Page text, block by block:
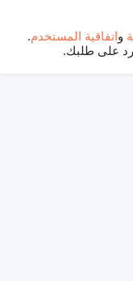
واتفاقية المستخدم.
رد على طلبك.